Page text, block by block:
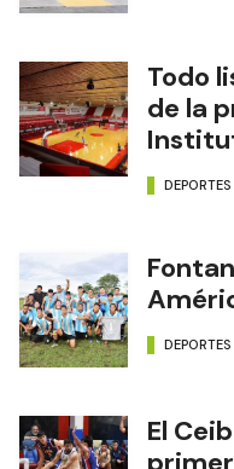
Todo
de la
DEPORTES
DEPORTES
El